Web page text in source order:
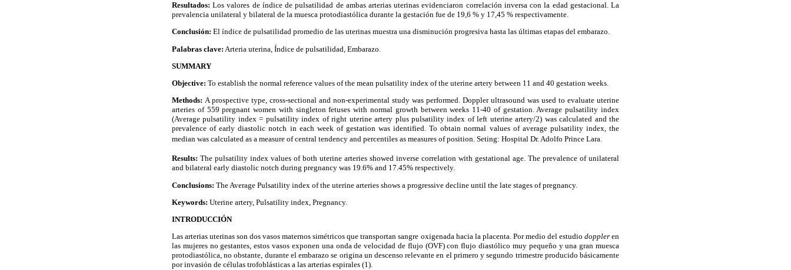
Resultados:Los valores de índice de pulsatilidad de ambas arterias uterinas evidenciaron correlación inversa con la edad gestacional. La
prevalencia unilateral y bilateral de la muesca protodiastólica durante la gestación fue de 19,6 % y 17,45 % respectivamente.
Conclusión: El índice de pulsatilidad promedio de las uterinas muestra una disminución progresiva hasta las últimas etapas del embarazo.
Palabras clave: Arteria uterina, Índice de pulsatilidad, Embarazo.
SUMMARY
Objective: To establish the normal reference values of the mean pulsatility index of the uterine artery between 11 and 40 gestation weeks.
Methods: A prospective type, cross-sectional and non-experimental study was performed. Doppler ultrasound was used to evaluate uterine
arteries of 559 pregnant women with singleton fetuses with normal growth between weeks 11-40 of gestation. Average pulsatility index
(Average pulsatility index = pulsatility index of right uterine artery plus pulsatility index of left uterine artery/2) was calculated and the
prevalence of early diastolic notch in each week of gestation was identified. To obtain normal values of average pulsatility index, the
median was calculated as a measure of central tendency and percentiles as measures of position. Seting: Hospital Dr. Adolfo Prince Lara.
Results: The pulsatility index values of both uterine arteries showed inverse correlation with gestational age. The prevalence of unilateral
and bilateral early diastolic notch during pregnancy was 19.6% and 17.45% respectively.
Conclusions: The Average Pulsatility index of the uterine arteries shows a progressive decline until the late stages of pregnancy.
Keywords: Uterine artery, Pulsatility index, Pregnancy.
INTRODUCCIÓN
Las arterias uterinas son dos vasos maternos simétricos que transportan sangre oxigenada hacia la placenta. Por medio del estudio doppleren
las mujeres no gestantes, estos vasos exponen una onda de velocidad de flujo (OVF) con flujo diastólico muy pequeño y una gran muesca
protodiastólica, no obstante, durante el embarazo se origina un descenso relevante en el primero y segundo trimestre producido básicamente
por invasión de células trofoblásticas a las arterias espirales (1).